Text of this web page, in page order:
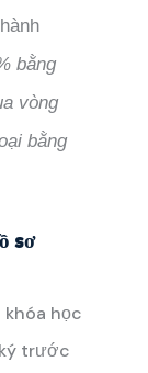
bằng
vòng
bằng
sơ
học
trước